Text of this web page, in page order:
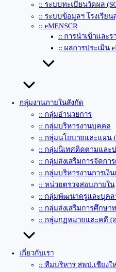
:: ระบบทะเบียนวัดผล
:: ระบบข้อมูลฯ โรงเรีย
:: eMENSCR
:: การนำเข้าและ
:: ผลการประเมิน
กลุ่มงานภายในสังกัด
:: กลุ่มอำนวยการ
:: กลุ่มบริหารงานบุคคล
:: กลุ่มนโยบายและแผน
:: กลุ่มนิเทศติดตามและ
:: กลุ่มส่งเสริมการจัดกา
:: กลุ่มบริหารงานการเงิ
:: หน่วยตรวจสอบภายใน
:: กลุ่มพัฒนาครูและบุคล
:: กลุ่มส่งเสริมการศึกษา
:: กลุ่มกฏหมายและคดี (
เกี่ยวกับเรา
:: ทีมบริหาร สพป.เชียงใ